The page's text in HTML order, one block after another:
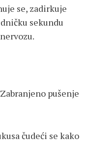
se, zadirkuje
sekundu
pušenje
čudeći se kako